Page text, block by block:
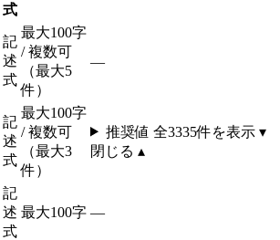
式
記
述
式
最大100字
/ 複数可
（最大5
件）
—
記
述
式
最大100字
/ 複数可
（最大3
件）
推奨値 全3335件を表示 ▾
閉じる ▴
記
述
式
最大100字 —